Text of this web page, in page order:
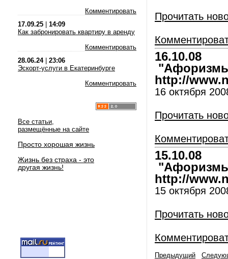
Комментировать
17.09.25
14:09
Как забронировать квартиру в аренду
Комментировать
28.06.24| 23:06
Эскорт-услуги в Екатеринбурге
Комментировать
Все статьи,
размещённые на сайте
Просто хорошая жизнь
Жизнь без страха - это
другая жизнь!
Прочитать
16.10.08
"Афоризмы
http://
16 октября
Прочитать
15.10.08
"Афоризмы
http://
15 октября
Прочитать
Предыдущий